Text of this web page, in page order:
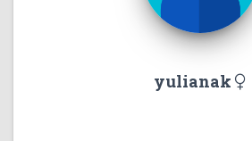
yulianak